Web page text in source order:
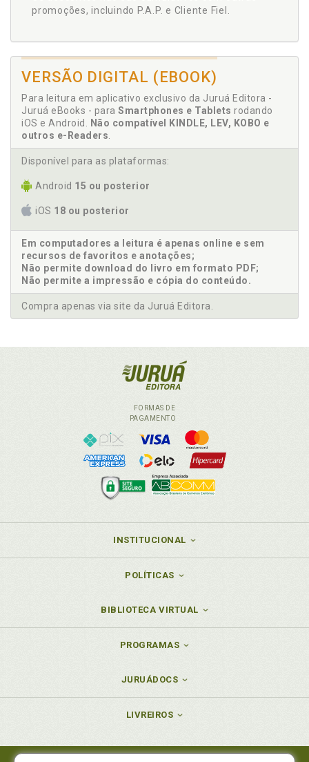
promoções, incluindo P.A.P. e Cliente Fiel.
VERSÃO DIGITAL (EBOOK)
Para leitura em aplicativo exclusivo da Juruá Editora -
Juruá eBooks - para Smartphones e Tablets rodando
iOS e Android.
Não compatível KINDLE, LEV, KOBO e
outros e-Readers
Disponível para as plataformas:
Android 15 ou posterior
iOS 18 ou posterior
Em computadores a leitura é apenas online e sem
recursos de favoritos e anotações;
Não permite download do livro em formato PDF;
Não permite a impressão e cópia do conteúdo.
Compra apenas via site da Juruá Editora.
FORMAS DE
PAGAMENTO
INSTITUCIONAL
POLÍTICAS
BIBLIOTECA VIRTUAL
PROGRAMAS
JURUÁDOCS
LIVREIROS